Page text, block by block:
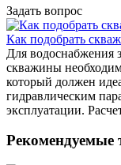
Задать вопрос
Как подобрать
Для водоснабжения
скважины
который должен
гидравлическим
эксплуатации.
Рекомендуемые